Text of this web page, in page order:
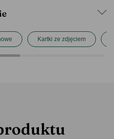
Kartki ze zdjęciem